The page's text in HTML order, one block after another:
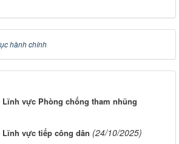
hành chính
Lĩnh vực Phòng chống tham nhũng
Lĩnh vực tiếp công dân (24/10/2025)